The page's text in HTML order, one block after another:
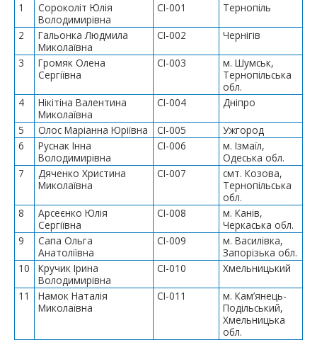
1
Сороколіт Юлія
Володимирівна
СІ-001 Тернопіль
2
Гальонка Людмила
Миколаївна
СІ-002 Чернігів
3
Громяк Олена
Сергіївна
СІ-003
м. Шумськ,
Тернопільська
обл.
4
Нікітіна Валентина
Миколаївна
СІ-004 Дніпро
5 Олос Маріанна Юріївна СІ-005
Ужгород
6
Руснак Інна
Володимирівна
СІ-006
м. Ізмаїл,
Одеська обл.
7
Дяченко Христина
Миколаївна
СІ-007
смт. Козова,
Тернопільська
обл.
8
Арсеєнко Юлія
Сергіївна
СІ-008
м. Канів,
Черкаська обл.
9
Сапа Ольга
Анатоліївна
СІ-009
м. Василівка,
Запорізька обл.
10
Кручик Ірина
Володимирівна
СІ-010 Хмельницький
11
Намок Наталія
Миколаївна
СІ-011
м. Кам’янець-
Подільський,
Хмельницька
обл.